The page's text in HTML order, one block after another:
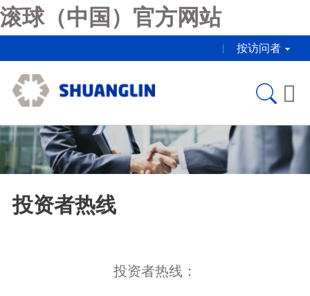
滚球（中国）官方网站
按访问者

投资者热线
投资者热线：